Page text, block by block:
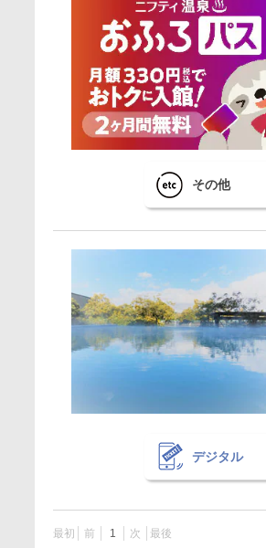
その他
デジタル
最初 前 1 次 最後